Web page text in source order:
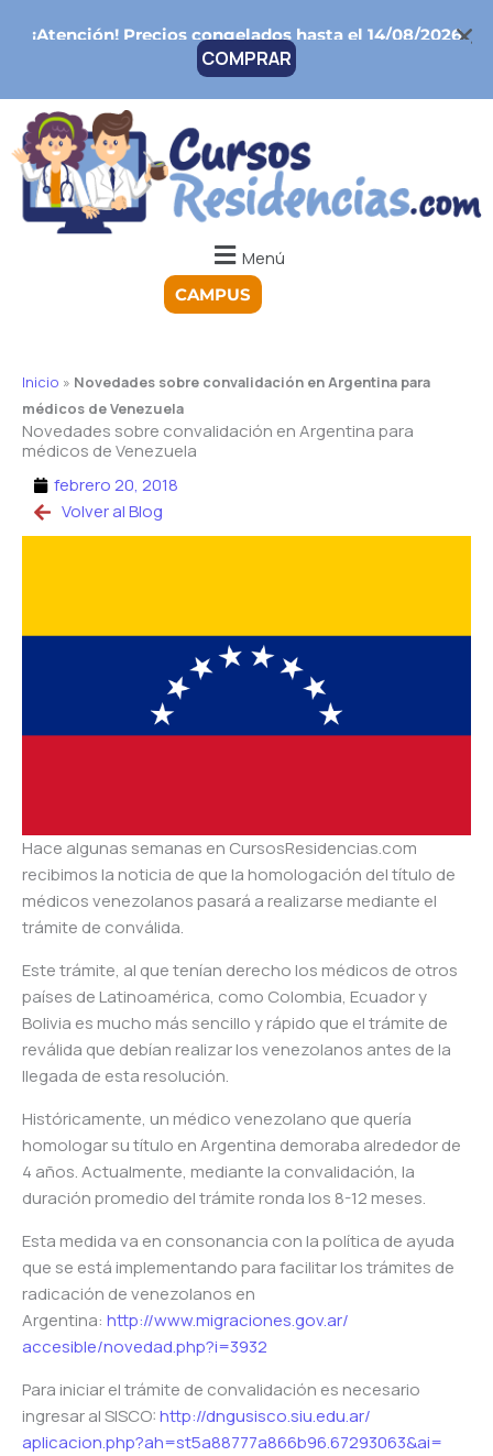
¡Atención!Precios congelados hasta el 14/08/2026
COMPRAR
Menú
CAMPUS
Inicio » Novedades sobre convalidación en Argentina para
médicos de Venezuela
Novedades sobre convalidación en Argentina para
médicos de Venezuela
febrero 20, 2018
Volver al Blog
Hace algunas semanas en CursosResidencias.com
recibimos la noticia de que la homologación del título de
médicos venezolanos pasará a realizarse mediante el
trámite de conválida.
Este trámite, al que tenían derecho los médicos de otros
países de Latinoamérica, como Colombia, Ecuador y
Bolivia es mucho más sencillo y rápido que el trámite de
reválida que debían realizar los venezolanos antes de la
llegada de esta resolución.
Históricamente, un médico venezolano que quería
homologar su título en Argentina demoraba alrededor de
4 años. Actualmente, mediante la convalidación, la
duración promedio del trámite ronda los 8-12 meses.
Esta medida va en consonancia con la política de ayuda
que se está implementando para facilitar los trámites de
radicación de venezolanos en
Argentina: http://www.migraciones.gov.ar/
accesible/novedad.php?i=3932
Para iniciar el trámite de convalidación es necesario
ingresar al SISCO:http://dngusisco.siu.edu.ar/
aplicacion.php?ah=st5a88777a866b96.67293063&ai=